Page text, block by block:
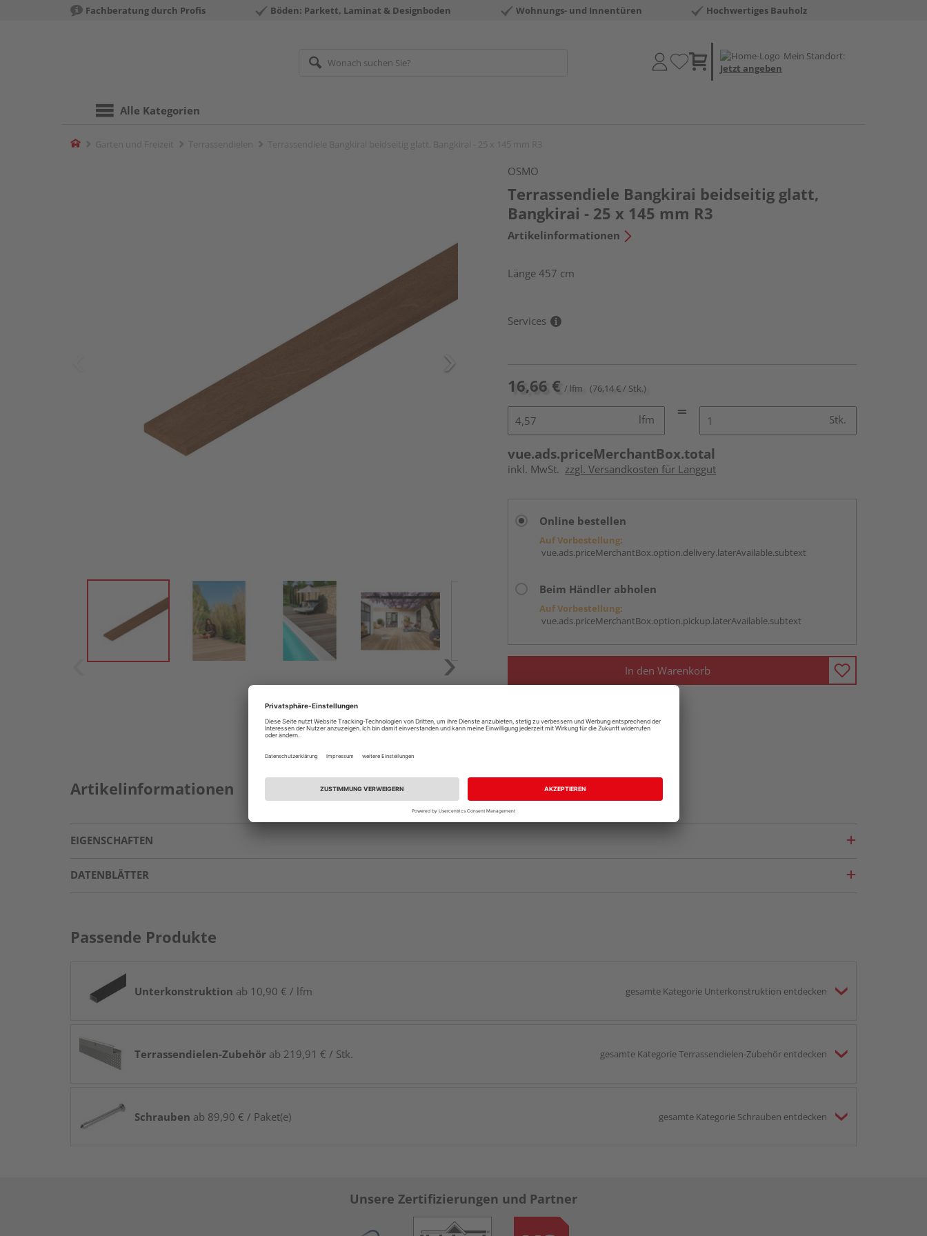
Fachberatung durch Profis Böden: Parkett, Laminat & Designboden Wohnungs- und Innentüren Hochwertiges Bauholz
Mein Standort:
Jetzt angeben
Alle Kategorien
Home
OSMO
Terrassendiele Bangkirai beidseitig glatt,
Bangkirai - 25 x 145 mm R3
Artikelinformationen
Länge 457 cm
Services
16,66 € / lfm (76,14 € / Stk.)
lfm Stk.
vue.ads.priceMerchantBox.total
inkl. MwSt. zzgl. Versandkosten für Langgut
Online bestellen
Auf Vorbestellung:
vue.ads.priceMerchantBox.option.delivery.laterAvailable.subtext
Beim Händler abholen
Auf Vorbestellung:
vue.ads.priceMerchantBox.option.pickup.laterAvailable.subtext
In den Warenkorb
Artikelinformationen
EIGENSCHAFTEN
DATENBLÄTTER
Passende Produkte
Unterkonstruktion ab 10,90 € / lfm gesamte Kategorie Unterkonstruktion entdecken
Terrassendielen-Zubehör ab 219,91 € / Stk. gesamte Kategorie Terrassendielen-Zubehör entdecken
Schrauben ab 89,90 € / Paket(e) gesamte Kategorie Schrauben entdecken
Unsere Zertifizierungen und Partner